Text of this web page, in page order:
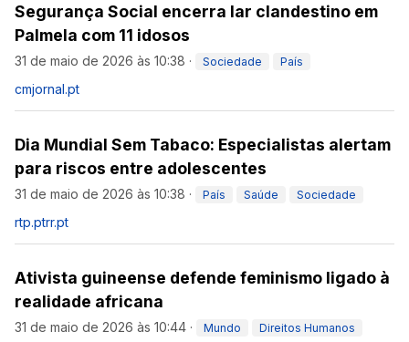
Segurança Social encerra lar clandestino em
Palmela com 11 idosos
31 de maio de 2026 às 10:38 · Sociedade País
cmjornal.pt
Dia Mundial Sem Tabaco: Especialistas alertam
para riscos entre adolescentes
31 de maio de 2026 às 10:38 · País Saúde Sociedade
rtp.ptrr.pt
Ativista guineense defende feminismo ligado à
realidade africana
31 de maio de 2026 às 10:44 · Mundo Direitos Humanos